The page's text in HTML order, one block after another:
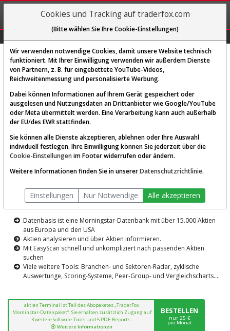
REGIS-
TRIEREN
Diese Funktion ist nur für
AKTIEN-TERMINAL
Die Aktienanalyse-Plattform von
TraderFox
Datenbasis ist eine Morningstar-Datenbank mit über 15.000 Aktien
aus Europa und den USA
Aktien analysieren und über Aktien informieren.
Mit EasyScan schnell und unkompliziert nach passenden Aktien
suchen
Viele weitere Tools: Branchen- und Sektoren-Radar, zyklische
Auswertunge, Scoring-Systeme, Peer-Group- und Vergleichscharts....
aktien Terminal ist Teil des Abopaketes „TraderFox
Morninstar-Datenpaket“. Sie erhalten zusätzlich Zugang auf
3 weitere Software-Tools und 5 PDF-Reports.
Weitere Informationen
BESTELLEN
nur 25 €
pro Monat
Cookies und Tracking auf traderfox.com
(Bitte wählen Sie Ihre Cookie-Einstellungen)
Wir verwenden notwendige Cookies, damit unsere Website technisch
funktioniert. Mit Ihrer Einwilligung verwenden wir außerdem Dienste
von Partnern, z. B. für eingebettete YouTube-Videos,
Reichweitenmessung und personalisierte Werbung.
Dabei können Informationen auf Ihrem Gerät gespeichert oder
ausgelesen und Nutzungsdaten an Drittanbieter wie Google/YouTube
oder Meta übermittelt werden. Eine Verarbeitung kann auch außerhalb
der EU/des EWR stattfinden.
Sie können alle Dienste akzeptieren, ablehnen oder Ihre Auswahl
individuell festlegen. Ihre Einwilligung können Sie jederzeit über die
Cookie-Einstellungen im Footer widerrufen oder ändern.
Weitere Informationen finden Sie in unsererDatenschutzrichtlinie.
Einstellungen Nur Notwendige Alle akzeptieren